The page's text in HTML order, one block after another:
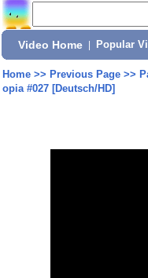
Video Home Popular
Home>> Previous Page>>
opia #027 [Deutsch/HD]